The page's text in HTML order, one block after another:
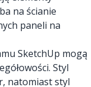
na ścianie
paneli na
SketchUp mogą
Styl
natomiast styl